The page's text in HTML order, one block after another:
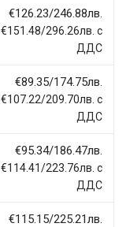
€126.23/246.88лв.
€151.48/296.26лв. с
ДДС
€89.35/174.75лв.
€107.22/209.70лв. с
ДДС
€95.34/186.47лв.
€114.41/223.76лв. с
ДДС
€115.15/225.21лв.